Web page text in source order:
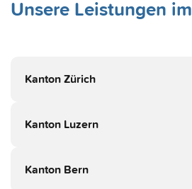
Unsere Leistungen im
Kanton Zürich
Kanton Luzern
Kanton Bern